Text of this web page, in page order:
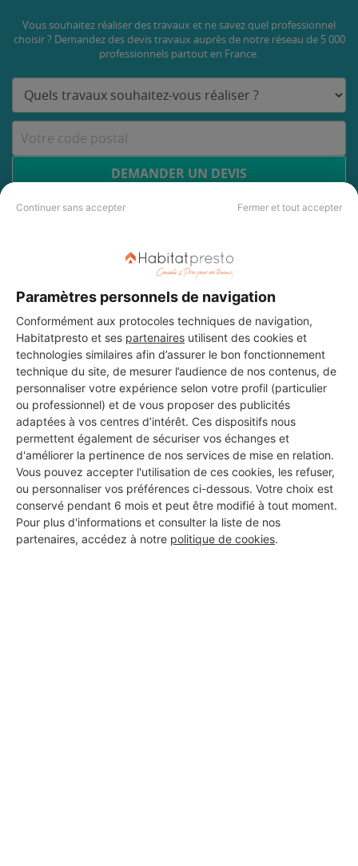
Continuer sans accepter Fermer et tout accepter
Paramètres personnels de navigation
Conformément aux protocoles techniques de navigation,
Habitatpresto et ses partenaires utilisent des cookies et
technologies similaires afin d’assurer le bon fonctionnement
technique du site, de mesurer l’audience de nos contenus, de
personnaliser votre expérience selon votre profil (particulier
ou professionnel) et de vous proposer des publicités
adaptées à vos centres d’intérêt. Ces dispositifs nous
permettent également de sécuriser vos échanges et
d'améliorer la pertinence de nos services de mise en relation.
Vous pouvez accepter l'utilisation de ces cookies, les refuser,
ou personnaliser vos préférences ci-dessous. Votre choix est
conservé pendant 6 mois et peut être modifié à tout moment.
Pour plus d'informations et consulter la liste de nos
partenaires, accédez à notre politique de cookies.
Vous souhaitez réaliser des travaux et ne savez quel professionnel
choisir ? Demandez des devis travaux auprès de notre réseau de 5 000
professionnels partout en France.
DEMANDER UN DEVIS
Les 3 autres Carreleurs pour
vos travaux à Bellegarde
SASU PROJET BAT
Bellegarde
9 ans d'expérience
Voir sa fiche
TB MULTI SERVICE
Bellegarde